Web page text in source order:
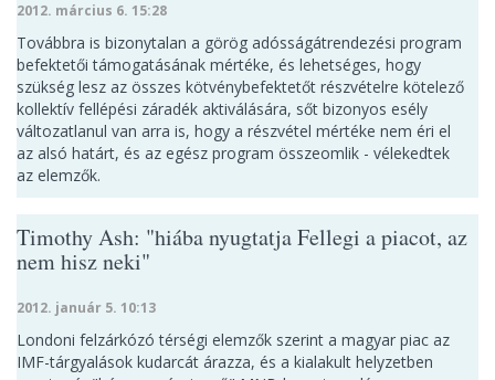
2012. március 6. 15:28
Továbbra is bizonytalan a görög adósságátrendezési program
befektetői támogatásának mértéke, és lehetséges, hogy
szükség lesz az összes kötvénybefektetőt részvételre kötelező
kollektív fellépési záradék aktiválására, sőt bizonyos esély
változatlanul van arra is, hogy a részvétel mértéke nem éri el
az alsó határt, és az egész program összeomlik - vélekedtek
az elemzők.
Timothy Ash: "hiába nyugtatja Fellegi a piacot, az
nem hisz neki"
2012. január 5. 10:13
Londoni felzárkózó térségi elemzők szerint a magyar piac az
IMF-tárgyalások kudarcát árazza, és a kialakult helyzetben